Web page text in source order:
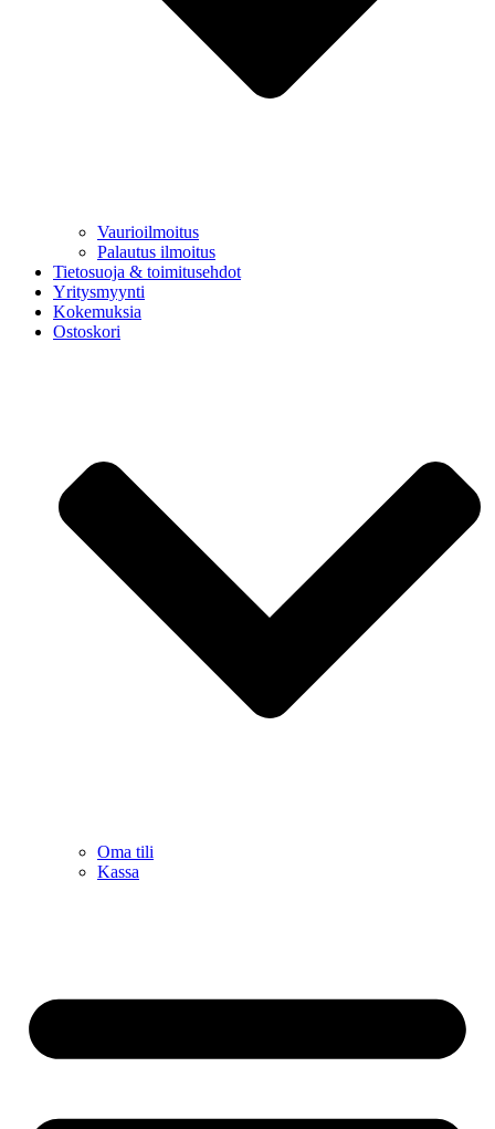
Vaurioilmoitus
Palautus ilmoitus
Tietosuoja & toimitusehdot
Yritysmyynti
Kokemuksia
Ostoskori
Oma tili
Kassa